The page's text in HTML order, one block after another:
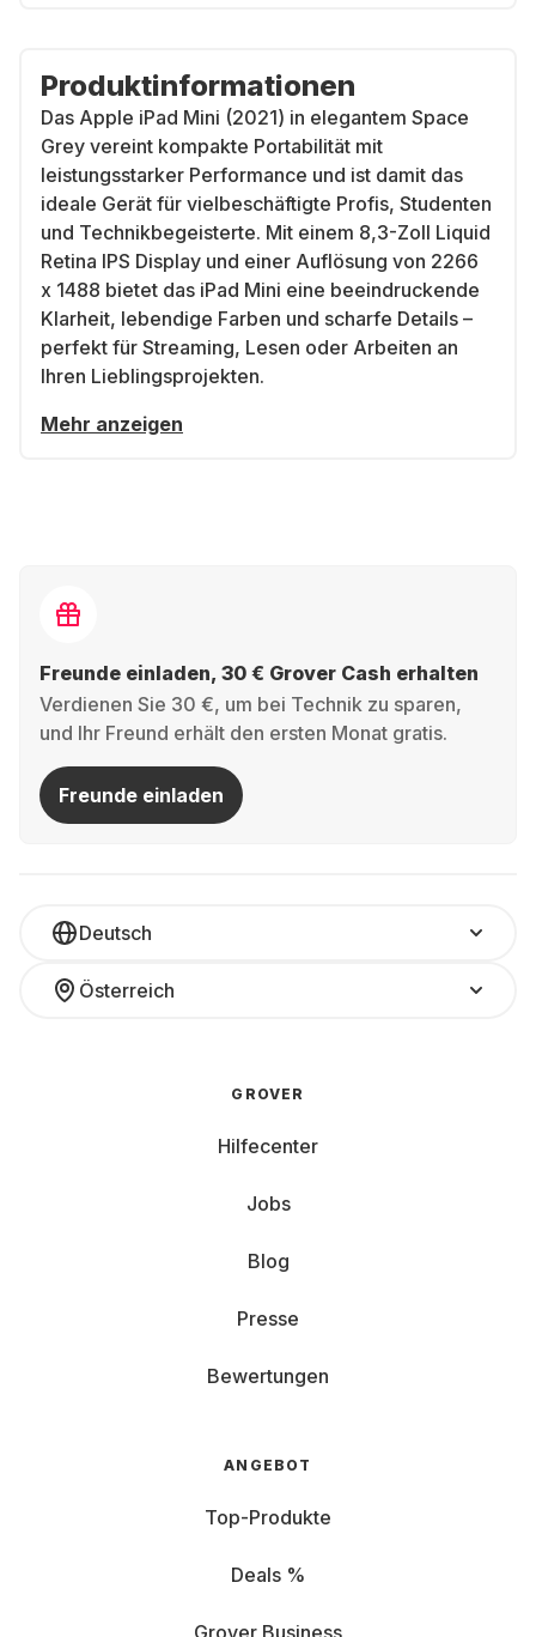
Produktinformationen
Das Apple iPad Mini (2021) in elegantem Space
Grey vereint kompakte Portabilität mit
leistungsstarker Performance und ist damit das
ideale Gerät für vielbeschäftigte Profis, Studenten
und Technikbegeisterte. Mit einem 8,3-Zoll Liquid
Retina IPS Display und einer Auflösung von 2266
x 1488 bietet das iPad Mini eine beeindruckende
Klarheit, lebendige Farben und scharfe Details –
perfekt für Streaming, Lesen oder Arbeiten an
Ihren Lieblingsprojekten.
Mehr anzeigen
Freunde einladen, 30 € Grover Cash erhalten
Verdienen Sie 30 €, um bei Technik zu sparen,
und Ihr Freund erhält den ersten Monat gratis.
Freunde einladen
Deutsch
Österreich
GROVER
Hilfecenter
Jobs
Blog
Presse
Bewertungen
ANGEBOT
Top-Produkte
Deals %
Grover Business